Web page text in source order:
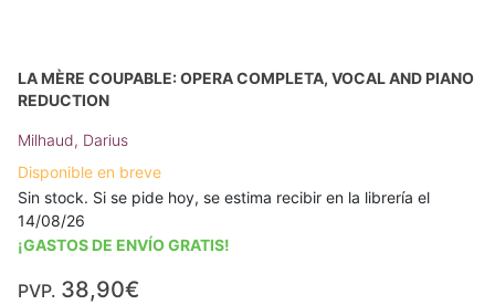
LA MÈRE COUPABLE: OPERA COMPLETA, VOCAL AND PIANO
REDUCTION
Milhaud, Darius
Disponible en breve
Sin stock. Si se pide hoy, se estima recibir en la librería el
14/08/26
¡GASTOS DE ENVÍO GRATIS!
PVP. 38,90€